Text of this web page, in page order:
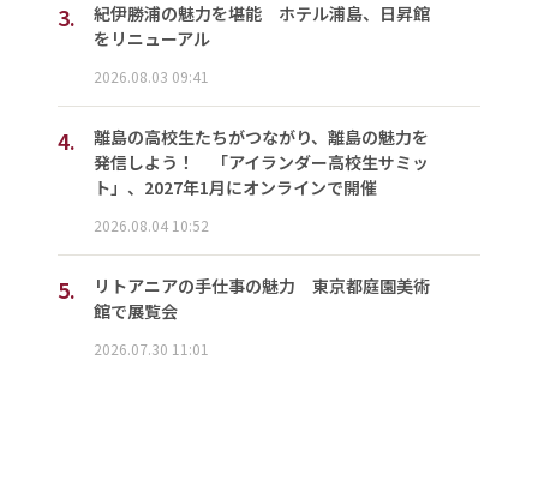
3.
紀伊勝浦の魅力を堪能 ホテル浦島、日昇館
をリニューアル
2026.08.03 09:41
4.
離島の高校生たちがつながり、離島の魅力を
発信しよう！ 「アイランダー高校生サミッ
ト」、2027年1月にオンラインで開催
2026.08.04 10:52
5.
リトアニアの手仕事の魅力 東京都庭園美術
館で展覧会
2026.07.30 11:01